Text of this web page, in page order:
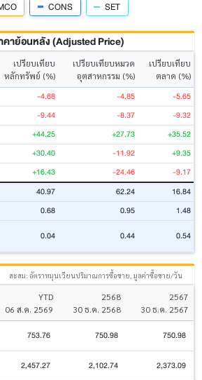
CONS SET
าย้อนหลัง (Adjusted Price)
เปรียบเทียบ
หลักทรัพย์ (%)
เปรียบเทียบหมวด
อุตสาหกรรม (%)
เปรียบเทียบ
ตลาด (%)
-4.68 -4.85 -5.65
-9.44 -8.37 -9.32
+44.25 +27.73 +35.52
+30.40 -11.92 +9.35
+16.43 -24.46 -9.17
40.97 62.24 16.84
0.68 0.95 1.48
0.04 0.44 0.54
สะสม: อัตราหมุนเวียนปริมาณการซื้อขาย, มูลค่าซื้อขาย/วัน
YTD
06 ส.ค. 2569
2568
30 ธ.ค. 2568
2567
30 ธ.ค. 2567
753.76 750.98 750.98
2,457.27 2,102.74 2,373.09